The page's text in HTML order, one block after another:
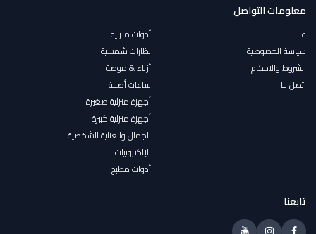
معلومات التواصل
عننا
سياسة الخصوصية
الشروط والاحكام
اتصل بنا
أدوات منزلية
نظارات شمسية
أزياء & موضة
ساعات أصلية
أجهزة منزلية صغيرة
أجهزة منزلية كبيرة
الجمال والعناية الشخصية
الإلكترونيات
أدوات مطبخ
تابعنا